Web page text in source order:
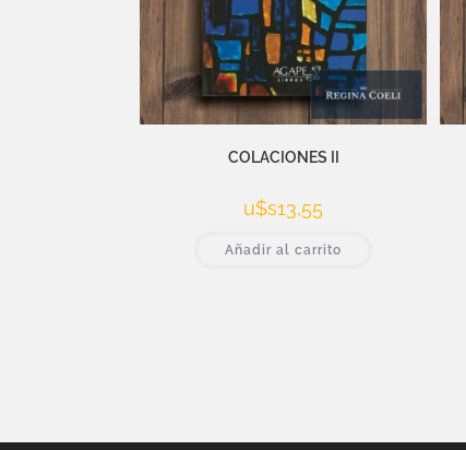
COLACIONES II
u$s13,55
Añadir al carrito